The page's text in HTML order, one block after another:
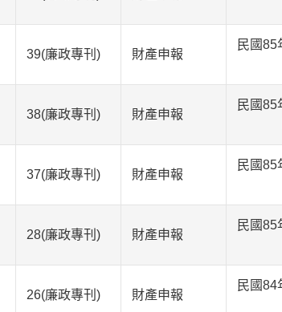
39(廉政專刊) 財產申報
民國85
38(廉政專刊) 財產申報
民國85
37(廉政專刊) 財產申報
民國85
28(廉政專刊) 財產申報
民國85
26(廉政專刊) 財產申報
民國84